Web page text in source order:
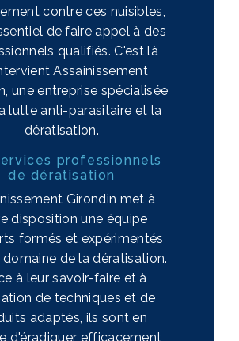
contre ces nuisibles,
de faire appel à des
qualifiés. C'est là
Assainissement
une entreprise spécialisée
lutte anti-parasitaire et la
dératisation.
professionnels
de dératisation
Girondin met à
disposition une équipe
formés et expérimentés
domaine de la dératisation.
à leur savoir-faire et à
de techniques et de
adaptés, ils sont en
d'éradiquer efficacement